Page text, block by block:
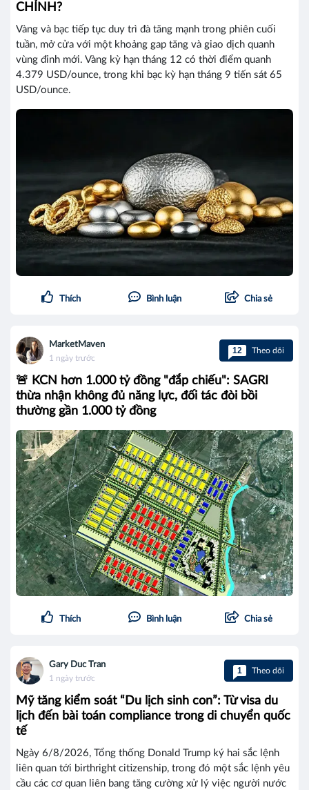
CHỈNH?
Vàng và bạc tiếp tục duy trì đà tăng mạnh trong phiên cuối
tuần, mở cửa với một khoảng gap tăng và giao dịch quanh
vùng đỉnh mới. Vàng kỳ hạn tháng 12 có thời điểm quanh
4.379 USD/ounce, trong khi bạc kỳ hạn tháng 9 tiến sát 65
USD/ounce.
Thích Bình luận Chia sẻ
MarketMaven
1 ngày trước
12 Theo dõi
🚨 KCN hơn 1.000 tỷ đồng "đắp chiếu": SAGRI
thừa nhận không đủ năng lực, đối tác đòi bồi
thường gần 1.000 tỷ đồng
Thích Bình luận Chia sẻ
Gary Duc Tran
1 ngày trước
1 Theo dõi
Mỹ tăng kiểm soát “Du lịch sinh con”: Từ visa du
lịch đến bài toán compliance trong di chuyển quốc
tế
Ngày 6/8/2026, Tổng thống Donald Trump ký hai sắc lệnh
liên quan tới birthright citizenship, trong đó một sắc lệnh yêu
cầu các cơ quan liên bang tăng cường xử lý việc người nước